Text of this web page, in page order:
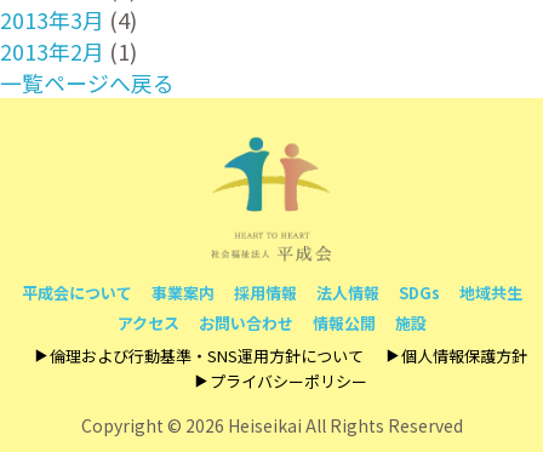
2013年3月 (4)
2013年2月 (1)
一覧ページへ戻る
平成会について 事業案内 採用情報 法人情報 SDGs
地域共生
アクセス
お問い合わせ 情報公開
施設
倫理および行動基準・SNS運用方針について
個人情報保護方針
プライバシーポリシー
Copyright © 2026 Heiseikai All Rights Reserved